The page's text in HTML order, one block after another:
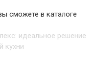
сможете в каталоге